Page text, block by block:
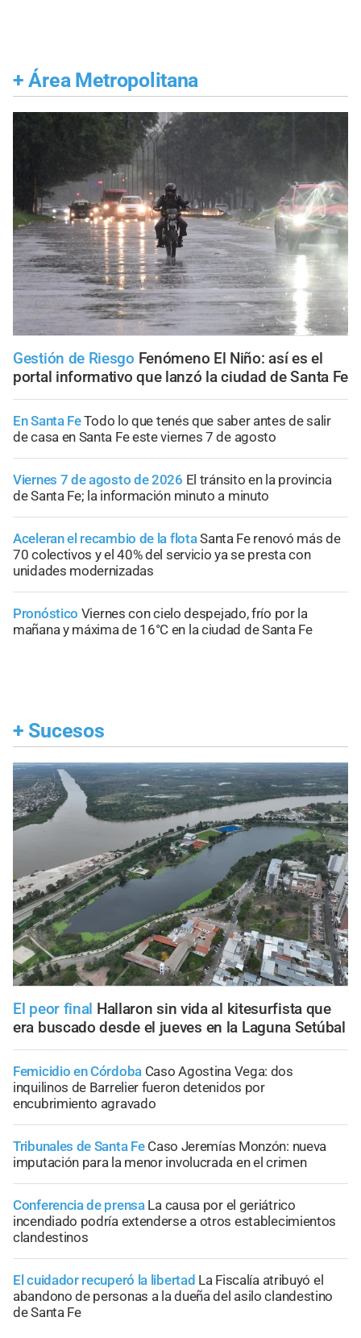
+ Área Metropolitana
Gestión de Riesgo Fenómeno El Niño: así es el
portal informativo que lanzó la ciudad de Santa Fe
En Santa FeTodo lo que tenés que saber antes de salir
de casa en Santa Fe este viernes 7 de agosto
Viernes 7 de agosto de 2026 El tránsito en la provincia
de Santa Fe; la información minuto a minuto
Aceleran el recambio de la flotaSanta Fe renovó más de
70 colectivos y el 40% del servicio ya se presta con
unidades modernizadas
Pronóstico Viernes con cielo despejado, frío por la
mañana y máxima de 16°C en la ciudad de Santa Fe
+ Sucesos
El peor final Hallaron sin vida al kitesurfista que
era buscado desde el jueves en la Laguna Setúbal
Femicidio en Córdoba Caso Agostina Vega: dos
inquilinos de Barrelier fueron detenidos por
encubrimiento agravado
Tribunales de Santa Fe Caso Jeremías Monzón: nueva
imputación para la menor involucrada en el crimen
Conferencia de prensa La causa por el geriátrico
incendiado podría extenderse a otros establecimientos
clandestinos
El cuidador recuperó la libertad La Fiscalía atribuyó el
abandono de personas a la dueña del asilo clandestino
de Santa Fe